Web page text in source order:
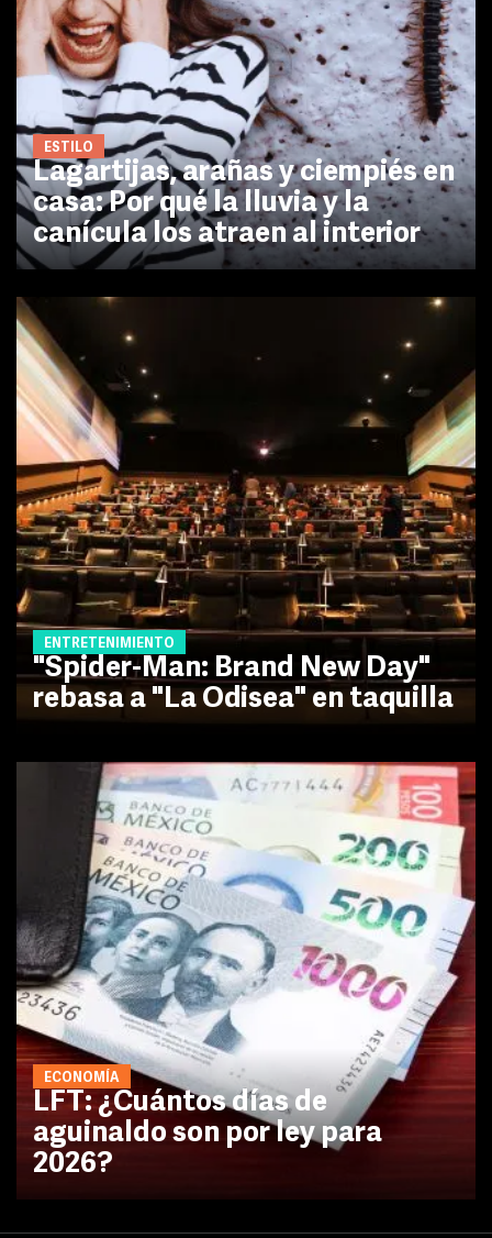
ESTILO
Lagartijas, arañas y ciempiés en
casa: Por qué la lluvia y la
canícula los atraen al interior
ENTRETENIMIENTO
"Spider-Man: Brand New Day"
rebasa a "La Odisea" en taquilla
ECONOMÍA
LFT: ¿Cuántos días de
aguinaldo son por ley para
2026?